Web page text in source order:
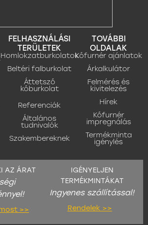
FELHASZNÁLÁSI
TERÜLETEK
Homlokzatburkolatok
Beltéri falburkolat
Áttetsző
kőburkolat
Referenciák
Általános
tudnivalók
Szakembereknek
TOVÁBBI
OLDALAK
Kőfurnér ajánlatok
Árkalkulátor
Felmérés és
kivitelezés
Hírek
Kőfurnér
impregnálás
Termékminta
igénylés
AZ ÁRAT
>>
IGÉNYELJEN
TERMÉKMINTÁKAT
Ingyenes szállítással!
Rendelek >>